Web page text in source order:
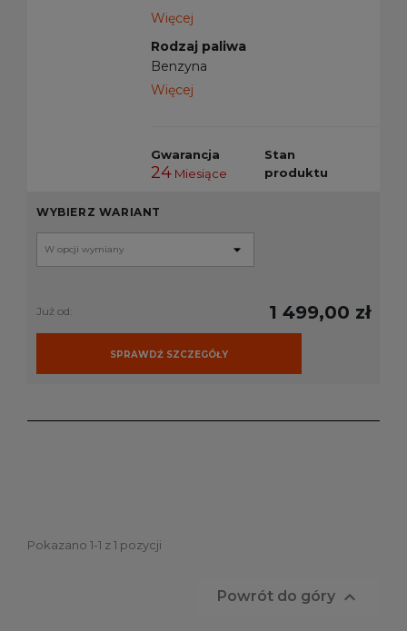
Więcej
Rodzaj paliwa
Benzyna
Więcej
Gwarancja
24Miesiące
Stan
produktu
WYBIERZ WARIANT
Już od: 1 499,00 zł
SPRAWDŹ SZCZEGÓŁY
Pokazano 1-1 z 1 pozycji
Powrót do góry 